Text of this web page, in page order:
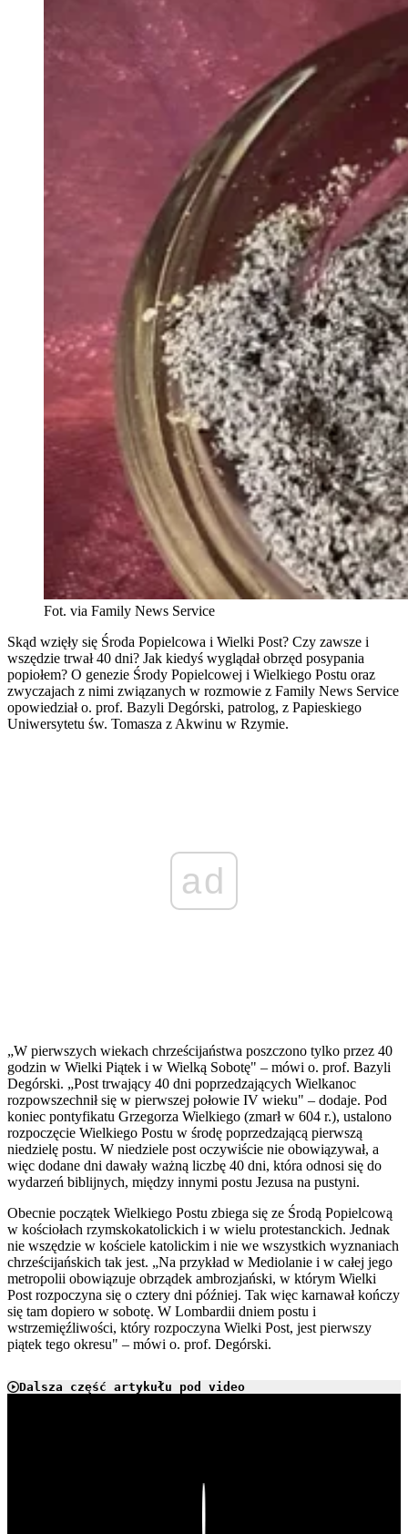
Fot. via Family News Service
Skąd wzięły się Środa Popielcowa i Wielki Post? Czy zawsze i
wszędzie trwał 40 dni? Jak kiedyś wyglądał obrzęd posypania
popiołem? O genezie Środy Popielcowej i Wielkiego Postu oraz
zwyczajach z nimi związanych w rozmowie z Family News Service
opowiedział o. prof. Bazyli Degórski, patrolog, z Papieskiego
Uniwersytetu św. Tomasza z Akwinu w Rzymie.
ad
„W pierwszych wiekach chrześcijaństwa poszczono tylko przez 40
godzin w Wielki Piątek i w Wielką Sobotę" – mówi o. prof. Bazyli
Degórski. „Post trwający 40 dni poprzedzających Wielkanoc
rozpowszechnił się w pierwszej połowie IV wieku" – dodaje. Pod
koniec pontyfikatu Grzegorza Wielkiego (zmarł w 604 r.), ustalono
rozpoczęcie Wielkiego Postu w środę poprzedzającą pierwszą
niedzielę postu. W niedziele post oczywiście nie obowiązywał, a
więc dodane dni dawały ważną liczbę 40 dni, która odnosi się do
wydarzeń biblijnych, między innymi postu Jezusa na pustyni.
Obecnie początek Wielkiego Postu zbiega się ze Środą Popielcową
w kościołach rzymskokatolickich i w wielu protestanckich. Jednak
nie wszędzie w kościele katolickim i nie we wszystkich wyznaniach
chrześcijańskich tak jest. „Na przykład w Mediolanie i w całej jego
metropolii obowiązuje obrządek ambrozjański, w którym Wielki
Post rozpoczyna się o cztery dni później. Tak więc karnawał kończy
się tam dopiero w sobotę. W Lombardii dniem postu i
wstrzemięźliwości, który rozpoczyna Wielki Post, jest pierwszy
piątek tego okresu" – mówi o. prof. Degórski.
Dalsza część artykułu pod video